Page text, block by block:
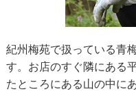
紀州梅苑で扱っている青
す。お店のすぐ隣にある
たところにある山の中に